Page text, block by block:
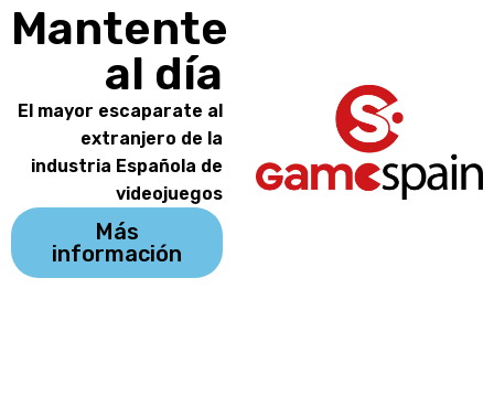
Mantente
al día
El mayor escaparate al
extranjero de la
industria Española de
videojuegos
Más
información